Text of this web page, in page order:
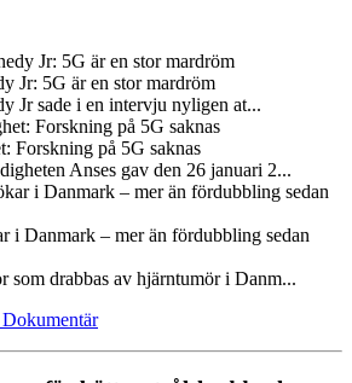
Jr: 5G är en stor mardröm
Jr sade i en intervju nyligen at...
Forskning på 5G saknas
Anses gav den 26 januari 2...
i Danmark – mer än fördubbling sedan
som drabbas av hjärntumör i Danm...